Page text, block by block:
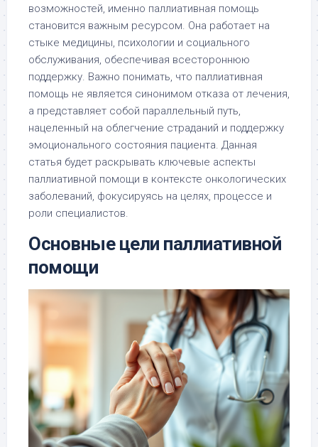
возможностей, именно паллиативная помощь
становится важным ресурсом. Она работает на
стыке медицины, психологии и социального
обслуживания, обеспечивая всестороннюю
поддержку. Важно понимать, что паллиативная
помощь не является синонимом отказа от лечения,
а представляет собой параллельный путь,
нацеленный на облегчение страданий и поддержку
эмоционального состояния пациента. Данная
статья будет раскрывать ключевые аспекты
паллиативной помощи в контексте онкологических
заболеваний, фокусируясь на целях, процессе и
роли специалистов.
Основные цели паллиативной
помощи